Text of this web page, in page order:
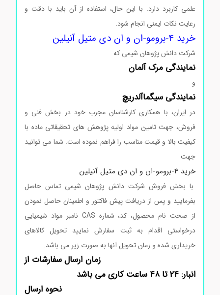
علمی کاربرد دارد. با این حال، استفاده از آن باید با دقت و
رعایت نکات ایمنی انجام شود.
خرید 4-برومو-ان و ان دی متیل آنیلین
شرکت دانش پژوهان شیمی که
نمایندگیمرکآلمان
نمایندگیسیگماآلدریچ
در ایران، با همکاری کارشناسان مجرب خود در بخش فنی و
فروش، جهت تامین مواد اولیه پژوهش های تحقیقاتی ماده با
کیفیت بالا و قیمت مناسب را فراهم نموده است. شما می توانید
جهت
خرید 4-برومو-ان و ان دی متیل آنیلین
با بخش فروش شرکت دانش پژوهان شیمی تماس حاصل
بفرمایید و پس از دریافت پیش فاکتور و اطمینان حاصل نمودن
از صحت نام محصول، کد، شماره CAS نامبر مواد شیمیایی
درخواستی اقدام به ثبت سفارش نمایید تحویل کالاهای
خریداری شده و زمان تحویل آنها به صورت زیر می باشد.
زمان ارسال سفارشات از
انبار: ۲۴ تا ۴۸ ساعت کاری می باشد
نحوه ارسال